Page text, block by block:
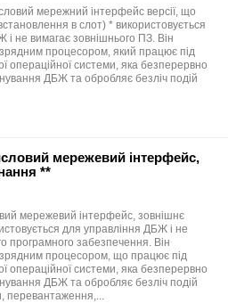
мережний інтерфейс версії, що
в слот) * використовується
не вимагає зовнішнього ПЗ. Він
процесором, який працює під
операційної системи, яка безперервно
ДБЖ та обробляє безліч подій
мережевий інтерфейс,
**
мережевий інтерфейс, зовнішнє
для управління ДБЖ і не
програмного забезпечення. Він
процесором, що працює під
операційної системи, яка безперервно
ДБЖ та обробляє безліч подій
перевантаження,...